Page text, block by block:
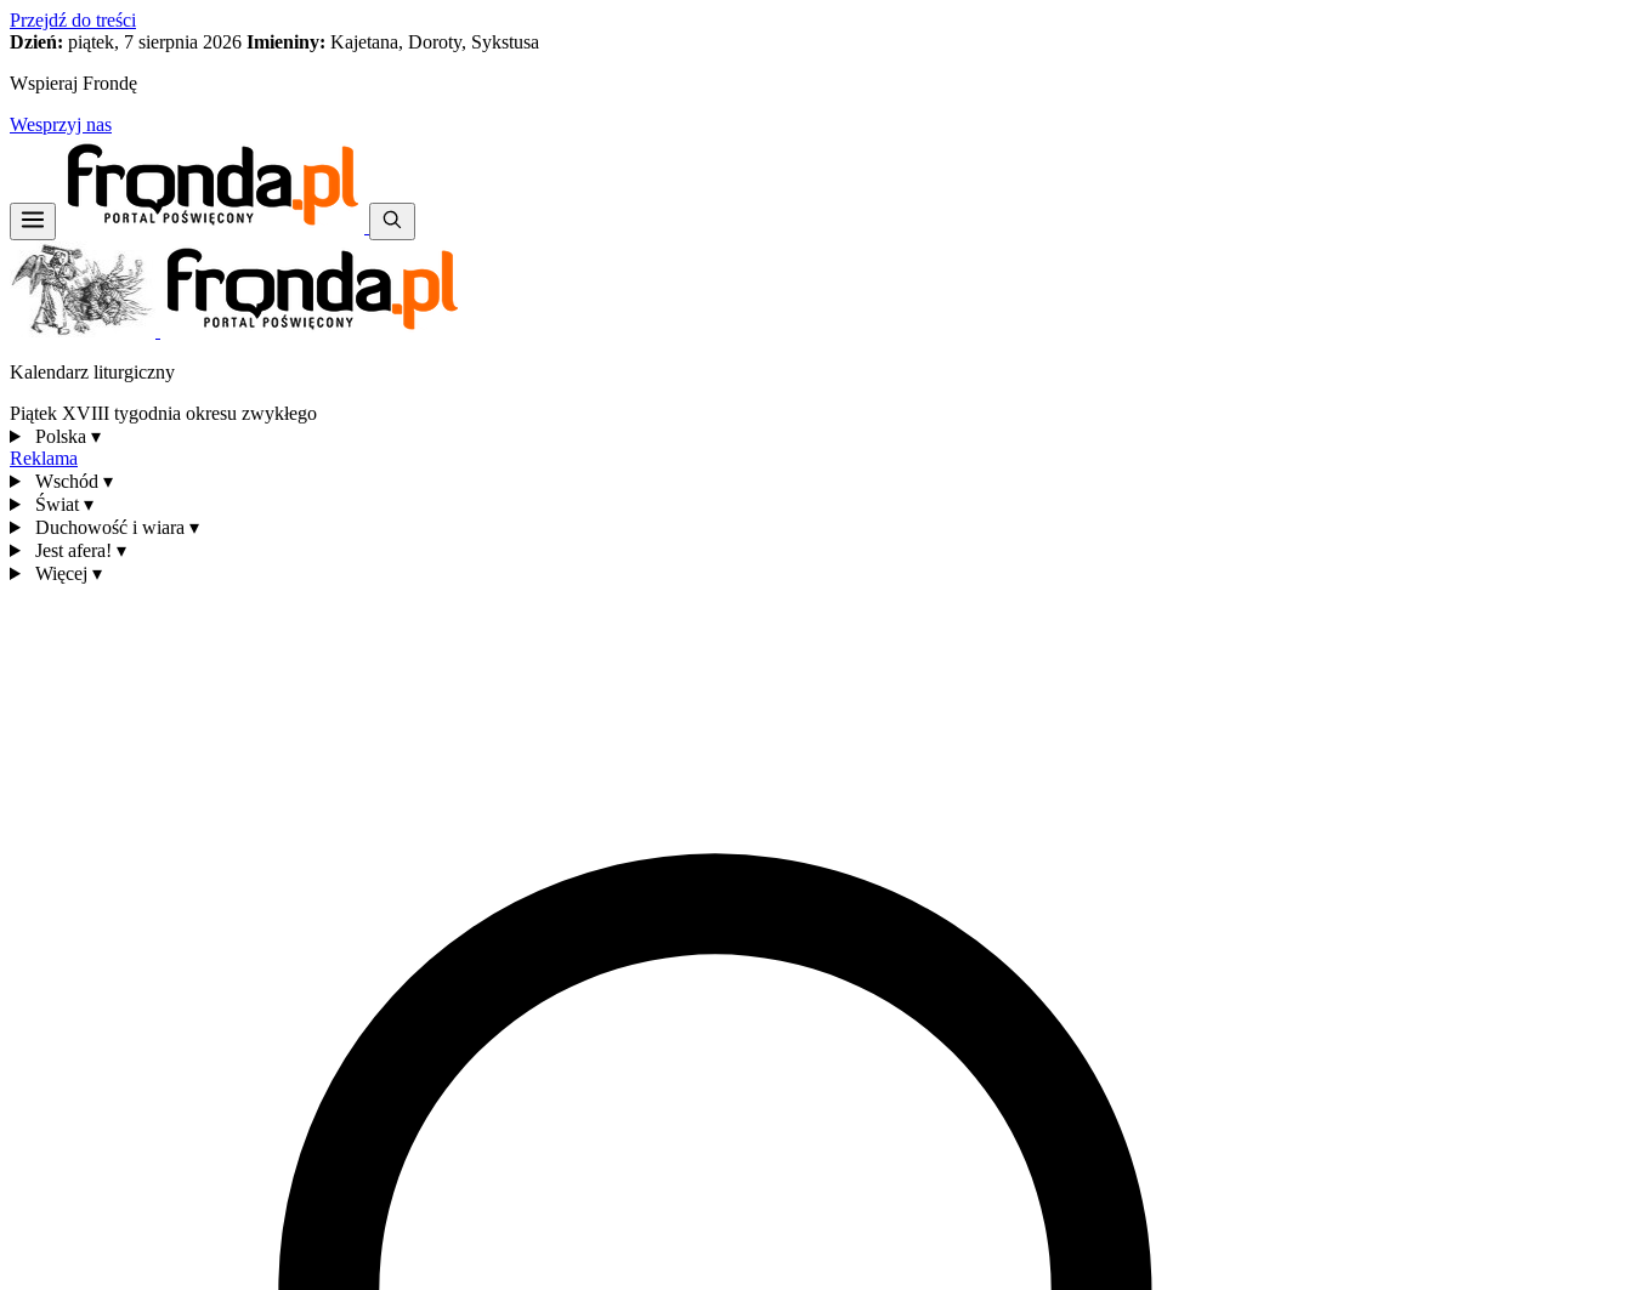
Przejdź do treści
Dzień: piątek, 7 sierpnia 2026 Imieniny: Kajetana, Doroty, Sykstusa
Wspieraj Frondę
Wesprzyj nas
Kalendarz liturgiczny
Piątek XVIII tygodnia okresu zwykłego
Polska ▾
Reklama
Wschód ▾
Świat ▾
Duchowość i wiara ▾
Jest afera! ▾
Więcej ▾